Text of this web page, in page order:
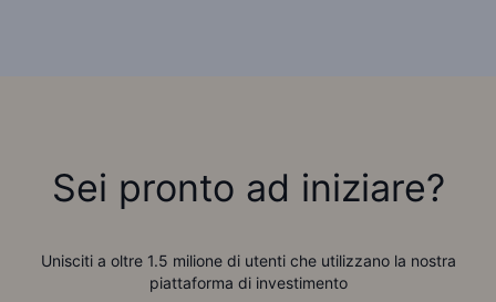
Sei pronto ad iniziare?
Unisciti a oltre 1.5 milione di utenti che utilizzano la nostra
piattaforma di investimento